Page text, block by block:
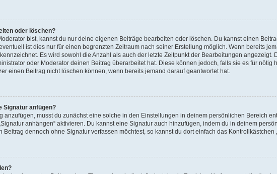
oder löschen?
bist, kannst du nur deine eigenen Beiträge bearbeiten oder löschen. Du kannst einen
ist dies nur für einen begrenzten Zeitraum nach seiner Erstellung möglich. Wenn bereits
Es wird sowohl die Anzahl als auch der letzte Zeitpunkt der Bearbeitungen
oder Moderator deinen Beitrag überarbeitet hat. Diese können jedoch, falls sie es für
einen Beitrag nicht löschen können, wenn bereits jemand darauf geantwortet hat.
Signatur anfügen?
anzufügen, musst du zunächst eine solche in den Einstellungen in deinem persönlichen Bereich
anhängen“ aktivieren. Du kannst eine Signatur auch hinzufügen, indem du in deinem
dennoch ohne Signatur verfassen möchtest, so kannst du dort einfach das Kontrollkästchen